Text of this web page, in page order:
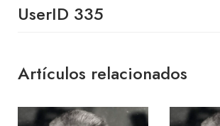
UserID 335
Artículos relacionados